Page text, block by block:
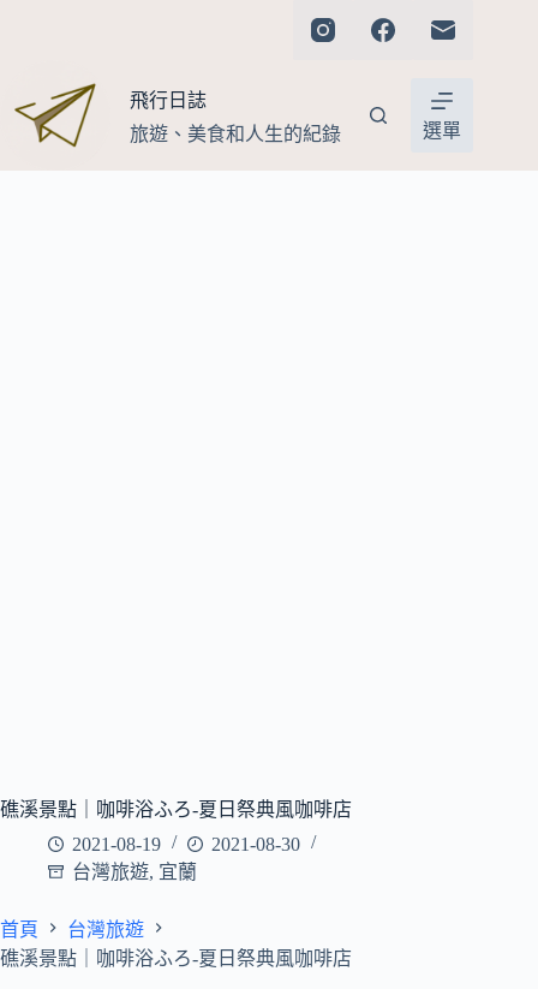
飛行日誌
旅遊、美食和人生的紀錄
選單
礁溪景點｜咖啡浴ふろ-夏日祭典風咖啡店
2021-08-19
2021-08-30
台灣旅遊, 宜蘭
首頁
台灣旅遊
礁溪景點｜咖啡浴ふろ-夏日祭典風咖啡店